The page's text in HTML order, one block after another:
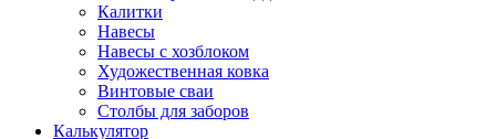
Калитки
Навесы
Навесы с хозблоком
Художественная ковка
Винтовые сваи
Столбы для заборов
Калькулятор